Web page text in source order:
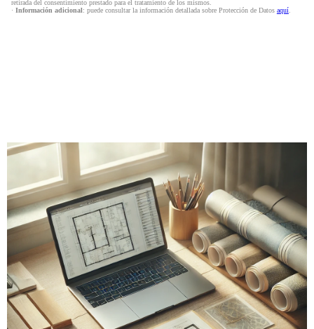
retirada del consentimiento prestado para el tratamiento de los mismos.
· Información adicional: puede consultar la información detallada sobre Protección de Datos aquí.